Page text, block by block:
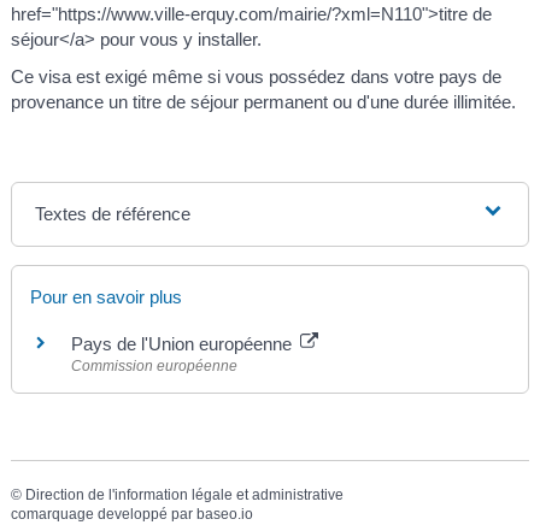
href="https://www.ville-erquy.com/mairie/?xml=N110">titre de
séjour</a> pour vous y installer.
Ce visa est exigé même si vous possédez dans votre pays de
provenance un titre de séjour permanent ou d'une durée illimitée.
Textes de référence
Pour en savoir plus
Pays de l'Union européenne
Commission européenne
© Direction de l'information légale et administrative
comarquage developpé par baseo.io